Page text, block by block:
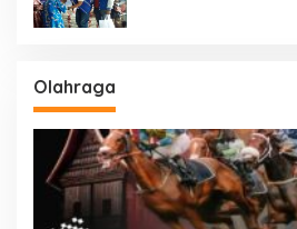
Olahraga